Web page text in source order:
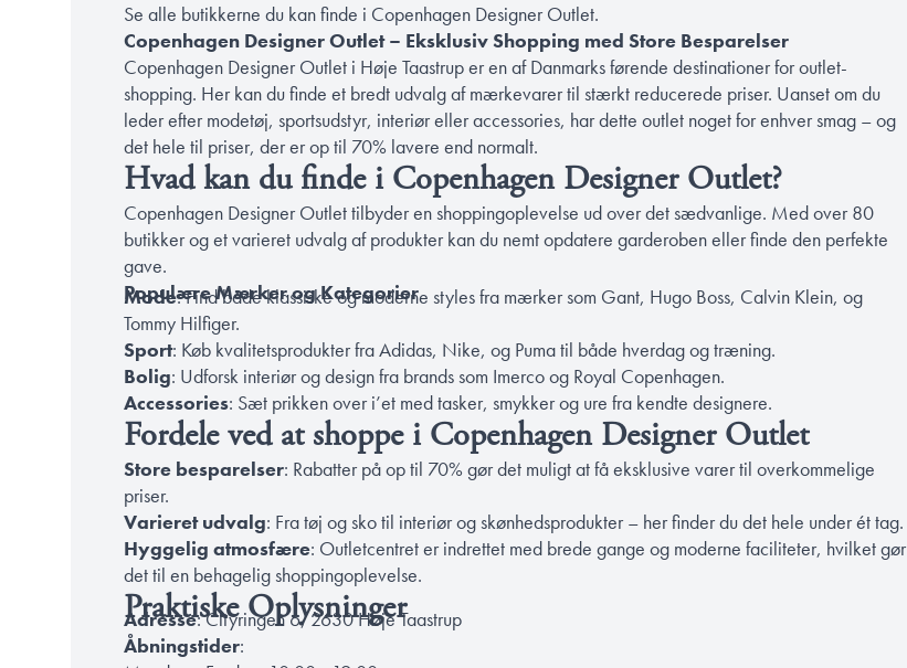
Se alle butikkerne du kan finde i Copenhagen Designer Outlet.
Copenhagen Designer Outlet – Eksklusiv Shopping med Store Besparelser
Copenhagen Designer Outlet i Høje Taastrup er en af Danmarks førende destinationer for outlet-
shopping. Her kan du finde et bredt udvalg af mærkevarer til stærkt reducerede priser. Uanset om du
leder efter modetøj, sportsudstyr, interiør eller accessories, har dette outlet noget for enhver smag – og
det hele til priser, der er op til 70% lavere end normalt.
Hvad kan du finde i Copenhagen Designer Outlet?
Copenhagen Designer Outlet tilbyder en shoppingoplevelse ud over det sædvanlige. Med over 80
butikker og et varieret udvalg af produkter kan du nemt opdatere garderoben eller finde den perfekte
gave.
Populære Mærker og Kategorier
Mode: Find både klassiske og moderne styles fra mærker som Gant, Hugo Boss, Calvin Klein, og
Tommy Hilfiger.
Sport: Køb kvalitetsprodukter fra Adidas, Nike, og Puma til både hverdag og træning.
Bolig: Udforsk interiør og design fra brands som Imerco og Royal Copenhagen.
Accessories: Sæt prikken over i’et med tasker, smykker og ure fra kendte designere.
Fordele ved at shoppe i Copenhagen Designer Outlet
Store besparelser: Rabatter på op til 70% gør det muligt at få eksklusive varer til overkommelige
priser.
Varieret udvalg: Fra tøj og sko til interiør og skønhedsprodukter – her finder du det hele under ét tag.
Hyggelig atmosfære: Outletcentret er indrettet med brede gange og moderne faciliteter, hvilket gør
det til en behagelig shoppingoplevelse.
Praktiske Oplysninger
Adresse: Cityringen 6, 2630 Høje Taastrup
Åbningstider: